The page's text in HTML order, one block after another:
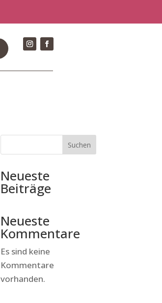
Suchen
Neueste
Beiträge
Neueste
Kommentare
Es sind keine
Kommentare
vorhanden.